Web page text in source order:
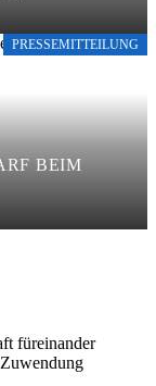
PRESSEMITTEILUNG
BEIM
füreinander